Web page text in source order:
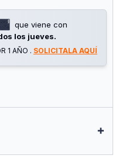
que viene con
los jueves.
1 AÑO . SOLICITALA AQUÍ